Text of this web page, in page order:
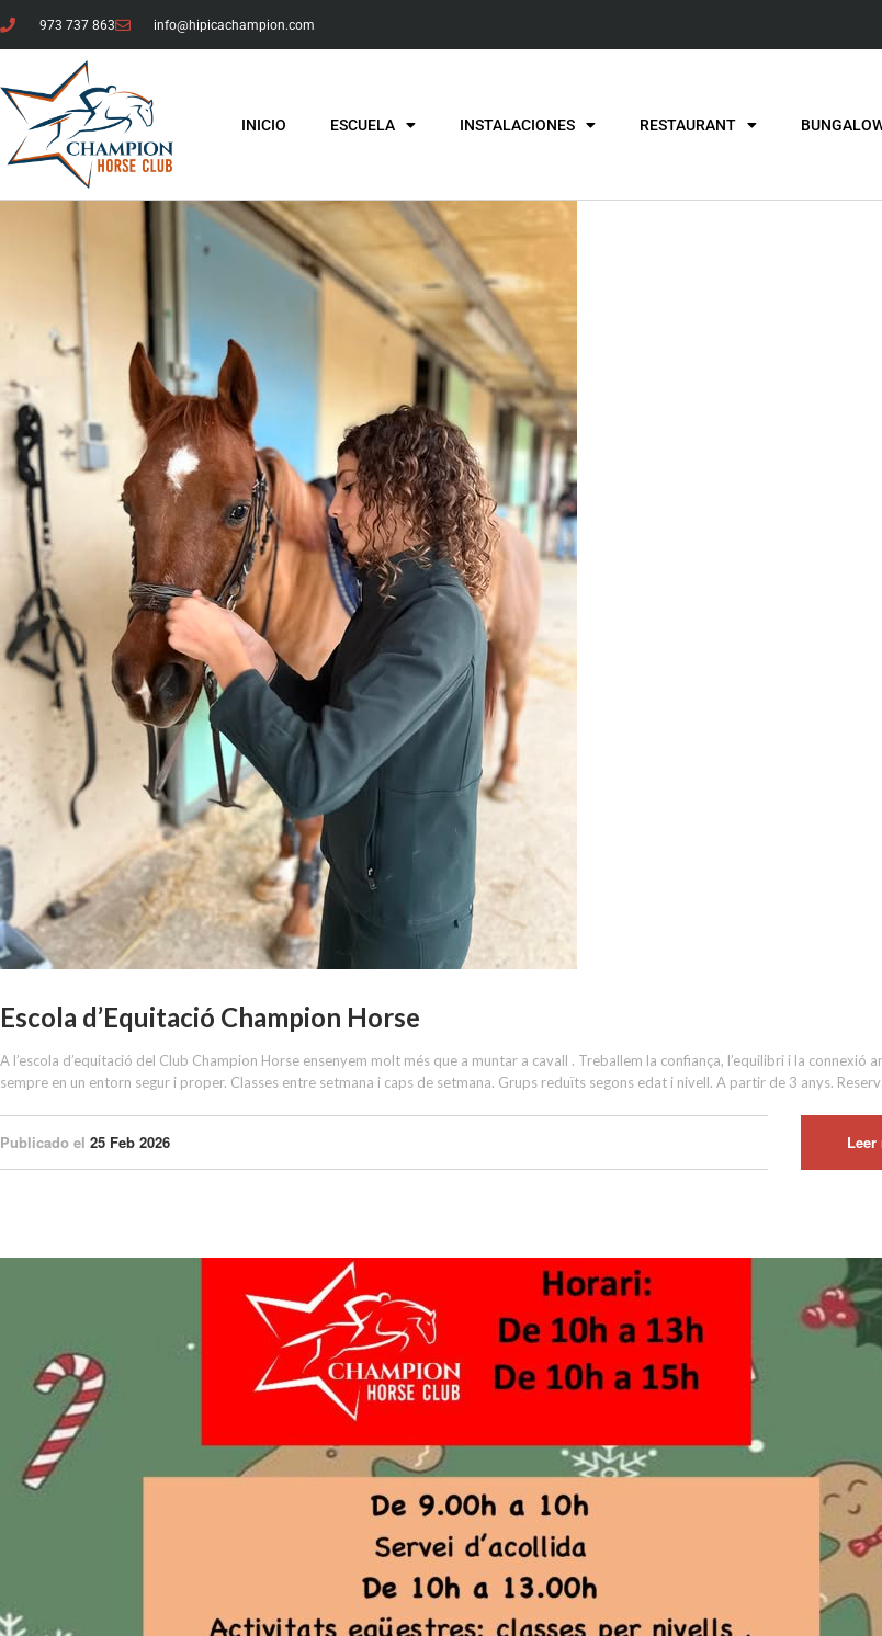
973 737 863 info@hipicachampion.com
INICIO ESCUELA INSTALACIONES RESTAURANT
Escola d’Equitació Champion Horse
A l’escola d’equitació del Club Champion Horse ensenyem molt més que a muntar a cavall . Treballem la confiança, l’equilibri i la connexió
sempre en un entorn segur i proper. Classes entre setmana i caps de setmana. Grups reduïts segons edat i nivell. A partir de 3 anys.
Publicado el 25 Feb 2026 Leer